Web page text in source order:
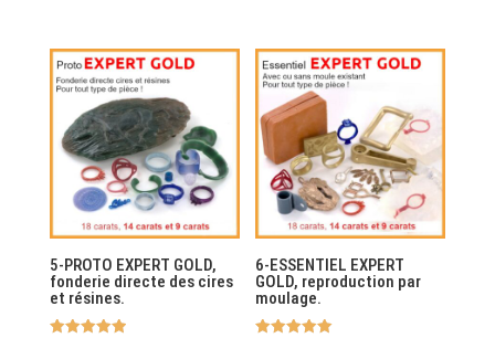
5-PROTO EXPERT GOLD,
fonderie directe des cires
et résines.
6-ESSENTIEL EXPERT
GOLD, reproduction par
moulage.